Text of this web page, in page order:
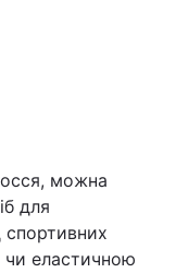
можна
для
спортивних
еластичною